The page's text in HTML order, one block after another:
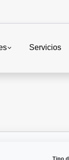
Servicios
Tipo